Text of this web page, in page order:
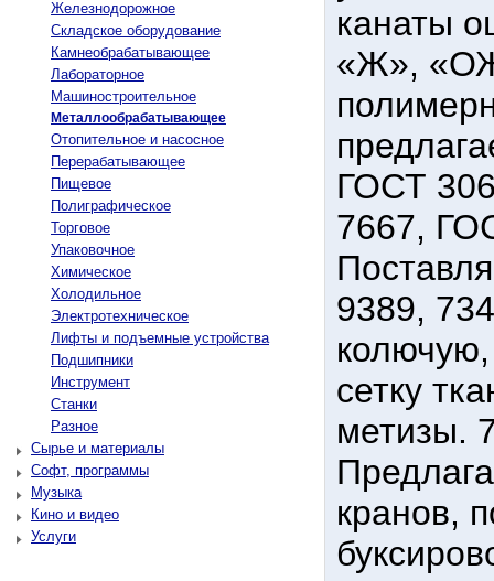
Железнодорожное
Складское оборудование
Камнеобрабатывающее
Лабораторное
Машиностроительное
Металлообрабатывающее
Отопительное и насосное
Перерабатывающее
Пищевое
Полиграфическое
Торговое
Упаковочное
Химическое
Холодильное
Электротехническое
Лифты и подъемные устройства
Подшипники
Инструмент
Станки
Разное
Сырье и материалы
Софт, программы
Музыка
Кино и видео
Услуги
канаты
«Ж»,
ГОСТ
7667,
9389,
колючую,
сетку
метизы.
кранов,